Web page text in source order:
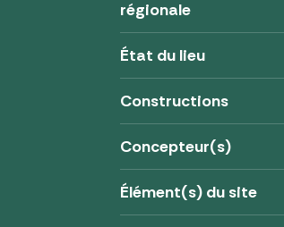
régionale
État du lieu
Constructions
Concepteur(s)
Élément(s) du site